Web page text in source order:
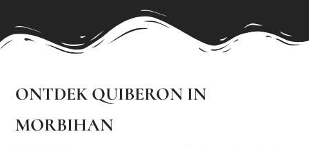
ONTDEK QUIBERON IN
MORBIHAN